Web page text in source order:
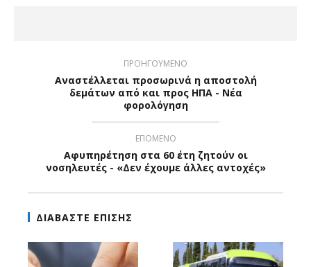
ΠΡΟΗΓΟΥΜΕΝΟ
Αναστέλλεται προσωρινά η αποστολή
δεμάτων από και προς ΗΠΑ - Νέα
φορολόγηση
ΕΠΟΜΕΝΟ
Αφυπηρέτηση στα 60 έτη ζητούν οι
νοσηλευτές - «Δεν έχουμε άλλες αντοχές»
ΔΙΑΒΑΣΤΕ ΕΠΙΣΗΣ